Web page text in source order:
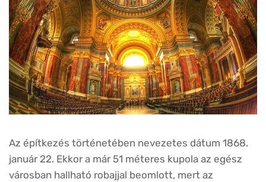
Az építkezés történetében nevezetes dátum 1868.
január 22. Ekkor a már 51 méteres kupola az egész
városban hallható robajjal beomlott, mert az